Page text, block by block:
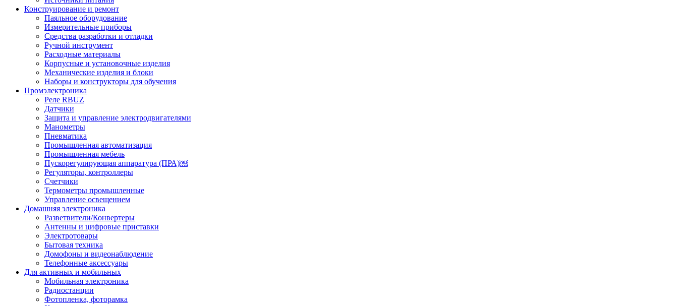
Конструирование и ремонт
Паяльное оборудование
Измерительные приборы
Средства разработки и отладки
Ручной инструмент
Расходные материалы
Корпусные и установочные изделия
Механические изделия и блоки
Наборы и конструкторы для обучения
Промэлектроника
Реле RBUZ
Датчики
Защита и управление электродвигателями
Манометры
Пневматика
Промышленная автоматизация
Промышленная мебель
Пускорегулирующая аппаратура (ПРА)￼
Регуляторы, контроллеры
Счетчики
Термометры промышленные
Управление освещением
Домашняя электроника
Разветвители/Конвертеры
Антенны и цифровые приставки
Электротовары
Бытовая техника
Домофоны и видеонаблюдение
Телефонные аксессуары
Для активных и мобильных
Мобильная электроника
Радиостанции
Фотопленка, фоторамка